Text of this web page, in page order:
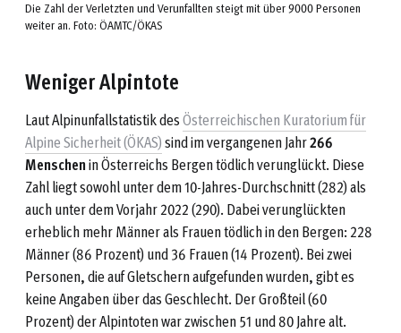
Die Zahl der Verletzten und Verunfallten steigt mit über 9000 Personen
weiter an. Foto: ÖAMTC/ÖKAS
Weniger Alpintote
Laut Alpinunfallstatistik desÖsterreichischen Kuratorium für
Alpine Sicherheit (ÖKAS)sind im vergangenen Jahr266
Menschenin Österreichs Bergen tödlich verunglückt. Diese
Zahl liegt sowohl unter dem 10-Jahres-Durchschnitt (282) als
auch unter dem Vorjahr 2022 (290). Dabei verunglückten
erheblich mehr Männer als Frauen tödlich in den Bergen: 228
Männer (86 Prozent) und 36 Frauen (14 Prozent). Bei zwei
Personen, die auf Gletschern aufgefunden wurden, gibt es
keine Angaben über das Geschlecht. Der Großteil (60
Prozent) der Alpintoten war zwischen 51 und 80 Jahre alt.